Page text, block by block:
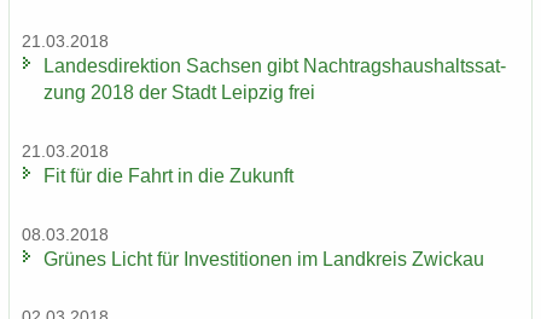
21.03.2018
Lan­des­di­rek­ti­on Sach­sen gibt Nach­trags­haus­halts­sat­
zung 2018 der Stadt Leip­zig frei
21.03.2018
Fit für die Fahrt in die Zu­kunft
08.03.2018
Grü­nes Licht für In­ves­ti­tio­nen im Land­kreis Zwi­ckau